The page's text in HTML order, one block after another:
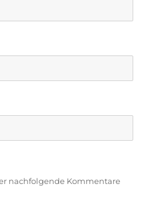
nachfolgende Kommentare